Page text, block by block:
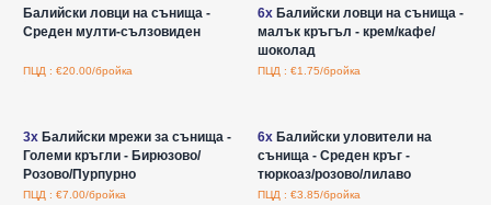
Балийски ловци на сънища -
Среден мулти-сълзовиден
ПЦД : €20.00/бройка
6xБалийски ловци на сънища -
малък кръгъл - крем/кафе/
шоколад
ПЦД : €1.75/бройка
3xБалийски мрежи за сънища -
Големи кръгли - Бирюзово/
Розово/Пурпурно
ПЦД : €7.00/бройка
6xБалийски уловители на
сънища - Среден кръг -
тюркоаз/розово/лилаво
ПЦД : €3.85/бройка